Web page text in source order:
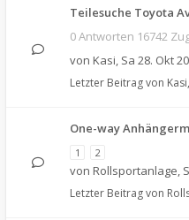
Teilesuche Toyota
0 Antworten 16742
von Kasi, Sa 28. Okt
Letzter Beitrag von Kasi,
One-way
1 2
von Rollsportanlage,
Letzter Beitrag von